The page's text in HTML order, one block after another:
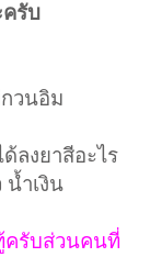
รับ
วนอิม
ลงยาสีอะไร
ำเงิน
รับส่วนคนที่